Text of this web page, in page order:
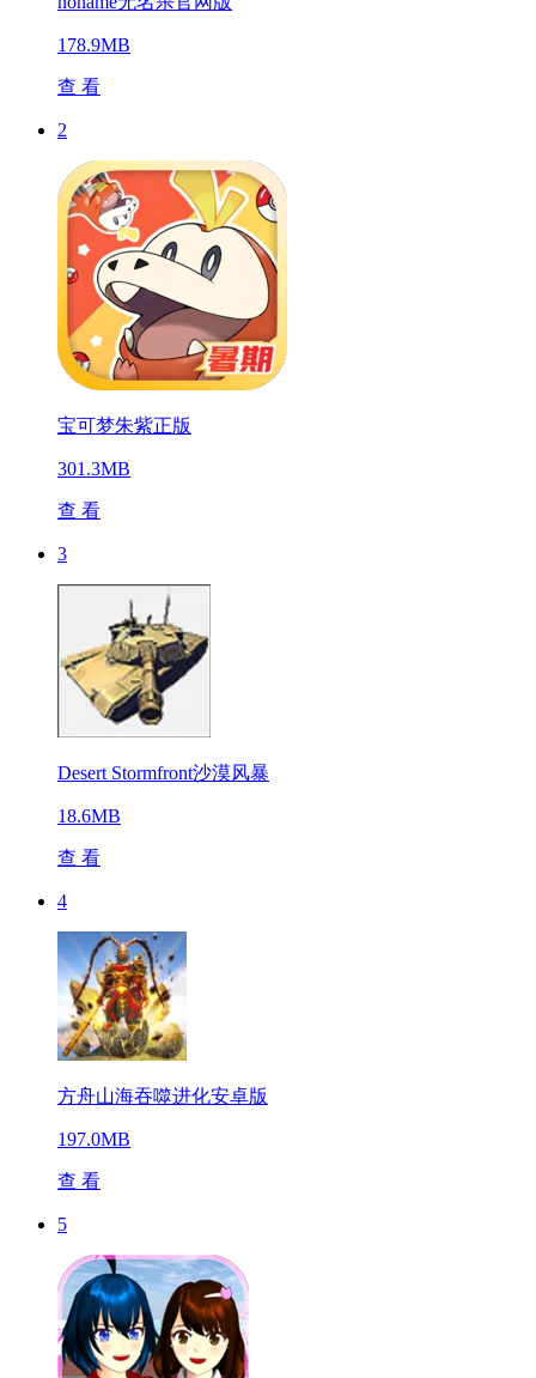
178.9MB
查 看
2
宝可梦朱紫正版
301.3MB
查 看
3
Desert Stormfront沙漠风暴
18.6MB
查 看
4
方舟山海吞噬进化安卓版
197.0MB
查 看
5